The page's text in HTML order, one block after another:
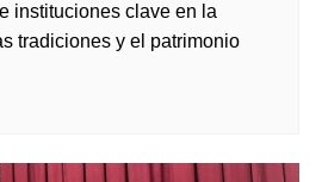
instituciones clave en la
tradiciones y el patrimonio